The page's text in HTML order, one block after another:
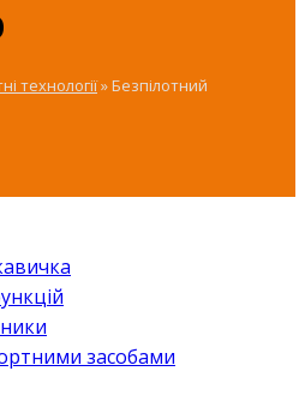
технології»Безпілотний
засобами